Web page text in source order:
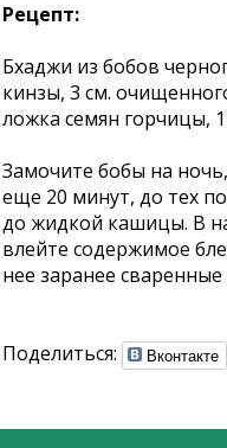
Рецепт:
Бхаджи из бобов
кинзы, 3 см.
ложка семян горчицы,
Замочите бобы на
еще 20 минут, до тех
до жидкой кашицы. В
влейте содержимое
нее заранее
Поделиться: Вконтакте